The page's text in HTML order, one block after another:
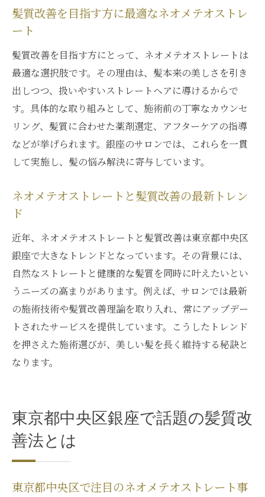
髪質改善を目指す方に最適なネオメテオストレ
ート
髪質改善を目指す方にとって、ネオメテオストレートは
最適な選択肢です。その理由は、髪本来の美しさを引き
出しつつ、扱いやすいストレートヘアに導けるからで
す。具体的な取り組みとして、施術前の丁寧なカウンセ
リング、髪質に合わせた薬剤選定、アフターケアの指導
などが挙げられます。銀座のサロンでは、これらを一貫
して実施し、髪の悩み解決に寄与しています。
ネオメテオストレートと髪質改善の最新トレン
ド
近年、ネオメテオストレートと髪質改善は東京都中央区
銀座で大きなトレンドとなっています。その背景には、
自然なストレートと健康的な髪質を同時に叶えたいとい
うニーズの高まりがあります。例えば、サロンでは最新
の施術技術や髪質改善理論を取り入れ、常にアップデー
トされたサービスを提供しています。こうしたトレンド
を押さえた施術選びが、美しい髪を長く維持する秘訣と
なります。
東京都中央区銀座で話題の髪質改
善法とは
東京都中央区で注目のネオメテオストレート事